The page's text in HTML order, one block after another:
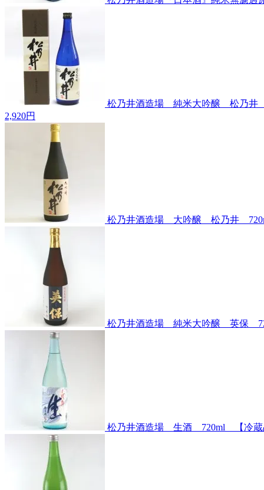
松乃井酒造場 純米大吟醸 松乃井
2,920円
松乃井酒造場 大吟醸 松乃井
松乃井酒造場 純米大吟醸 英保
松乃井酒造場 生酒 720ml 【冷蔵